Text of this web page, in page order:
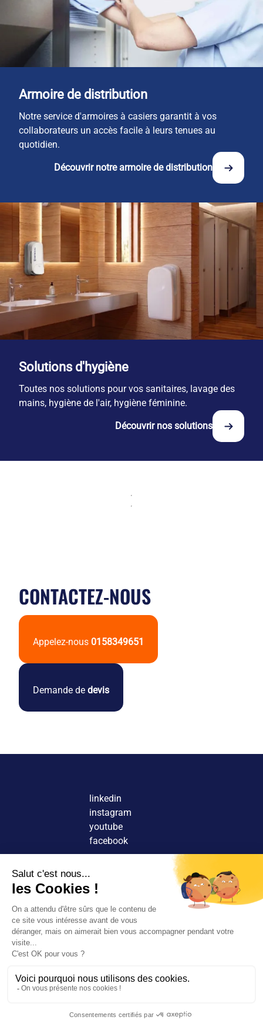
Rechercher
Rejoignez-
nous
Armoire de distribution
Notre service d'armoires à casiers garantit à vos
collaborateurs un accès facile à leurs tenues au
quotidien.
Découvrir notre armoire de distribution
Solutions d'hygiène
Toutes nos solutions pour vos sanitaires, lavage des
mains, hygiène de l'air, hygiène féminine.
Découvrir nos solutions
CONTACTEZ-NOUS
Appelez-nous 0158349651
Demande de devis
linkedin
instagram
youtube
facebook
Découvrir nos agences
Rejoindre nos équipes
© 2026 Tous droits réservés.
FR
Mentions légales
Politique de confidentialité